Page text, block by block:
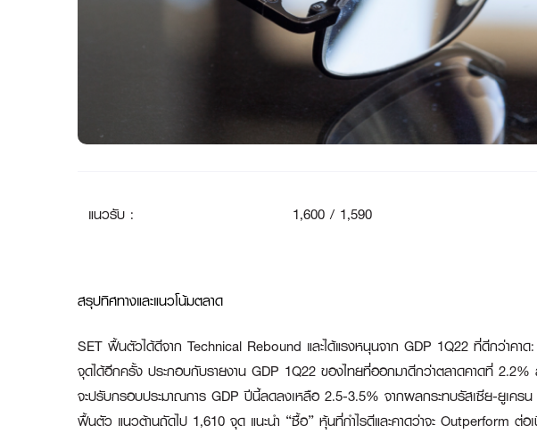
แนวรับ: 1,600 / 1,590
สรุปทิศทางและแนวโน้มตลาด
SET ฟื้นตัวได้ดีจาก Technical Rebound และได้แรงหนุนจาก GDP 1Q22 ที่ดีกว่าคาด:
จุดได้อีกครั้ง ประกอบกับรายงาน GDP 1Q22 ของไทยที่ออกมาดีกว่าตลาดคาดที่
จะปรับกรอบประมาณการ GDP ปีนี้ลดลงเหลือ 2.5-3.5% จากผลกระทบรัสเซีย-ยูเค
ฟื้นตัว แนวต้านถัดไป 1,610 จุด แนะนำ “ซื้อ” หุ้นที่กำไรดีและคาดว่าจะ Outperform ต่อ